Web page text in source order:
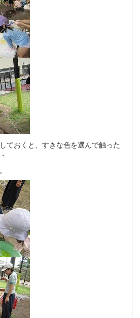
ておくと、すきな色を選んで触った